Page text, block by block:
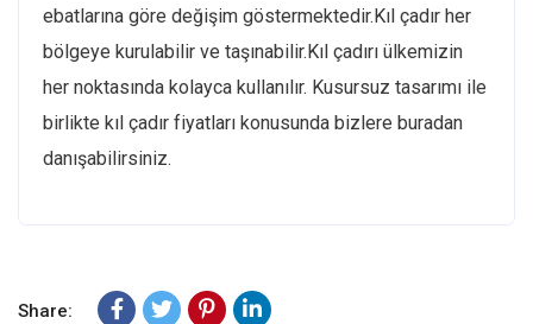
ebatlarına göre değişim göstermektedir.Kıl çadır her
bölgeye kurulabilir ve taşınabilir.Kıl çadırı ülkemizin
her noktasında kolayca kullanılır. Kusursuz tasarımı ile
birlikte kıl çadır fiyatları konusunda bizlere buradan
danışabilirsiniz.
Share: